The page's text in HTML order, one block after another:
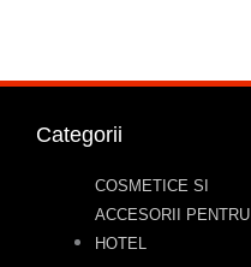
Categorii
COSMETICE SI
ACCESORII PENTRU
HOTEL